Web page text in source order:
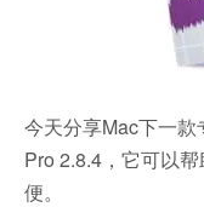
今天分享Mac下一
Pro 2.8.4，它可以
便。